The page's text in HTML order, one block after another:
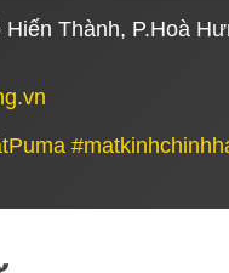
Thành, P.Hoà